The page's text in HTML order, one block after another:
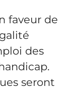
faveur de
des
seront